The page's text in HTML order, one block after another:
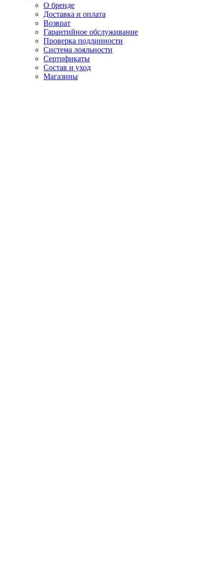
О бренде
Доставка и оплата
Возврат
Гарантийное обслуживание
Проверка подлинности
Система лояльности
Сертификаты
Состав и уход
Магазины